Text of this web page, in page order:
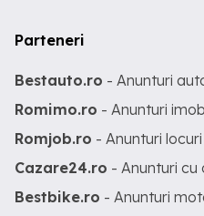
Parteneri
Bestauto.ro - Anunturi
Romimo.ro - Anunturi
Romjob.ro - Anunturi
Cazare24.ro - Anunturi
Bestbike.ro - Anunturi